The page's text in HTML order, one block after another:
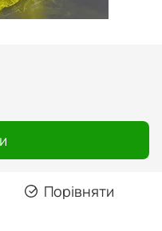
Порівняти